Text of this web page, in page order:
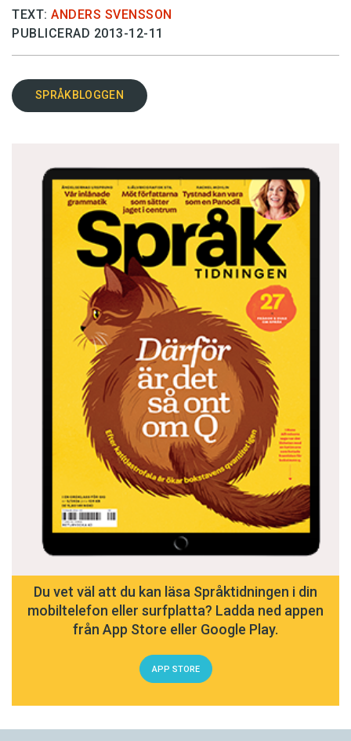
TEXT: ANDERS SVENSSON
PUBLICERAD 2013-12-11
SPRÅKBLOGGEN
Du vet väl att du kan läsa Språktidningen i din
mobiltelefon eller surfplatta? Ladda ned appen
från App Store eller Google Play.
APP STORE